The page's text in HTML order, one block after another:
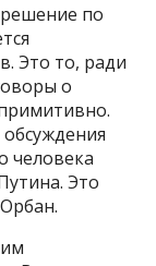
по
Это то, ради
о
человека
Это